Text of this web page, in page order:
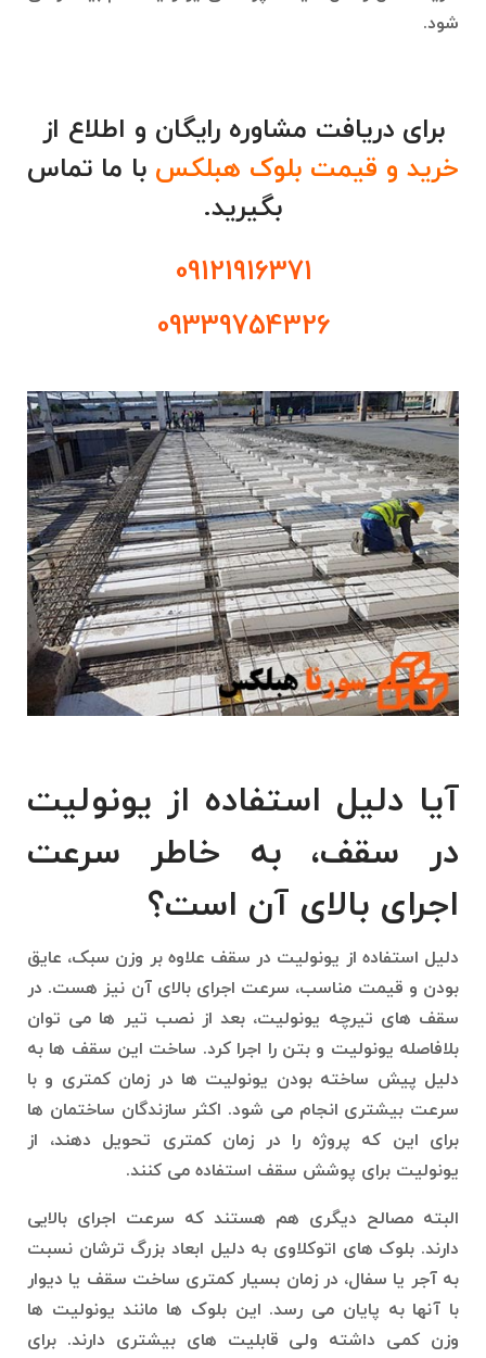
شود.
برای دریافت مشاوره رایگان و اطلاع از
خرید و قیمت بلوک هبلکس با ما تماس
بگیرید.
09121916371
09339754326
آیا دلیل استفاده از یونولیت
در سقف، به خاطر سرعت
اجرای بالای آن است؟
دلیل استفاده از یونولیت در سقف علاوه بر وزن سبک، عایق
بودن و قیمت مناسب، سرعت اجرای بالای آن نیز هست. در
سقف های تیرچه یونولیت، بعد از نصب تیر ها می توان
بلافاصله یونولیت و بتن را اجرا کرد. ساخت این سقف ها به
دلیل پیش ساخته بودن یونولیت ها در زمان کمتری و با
سرعت بیشتری انجام می شود. اکثر سازندگان ساختمان ها
برای این که پروژه را در زمان کمتری تحویل دهند، از
یونولیت برای پوشش سقف استفاده می کنند.
البته مصالح دیگری هم هستند که سرعت اجرای بالایی
دارند. بلوک های اتوکلاوی به دلیل ابعاد بزرگ ترشان نسبت
به آجر یا سفال، در زمان بسیار کمتری ساخت سقف یا دیوار
با آنها به پایان می رسد. این بلوک ها مانند یونولیت ها
وزن کمی داشته ولی قابلیت های بیشتری دارند. برای